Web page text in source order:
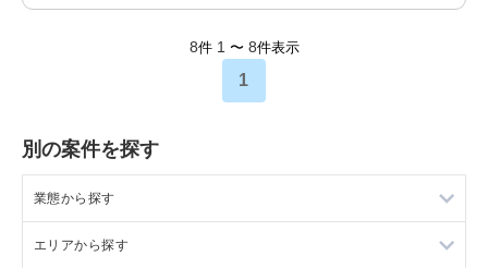
8件 1 〜 8件表示
1
別の案件を探す
業態から探す
ラーメンの居抜き売却物件の案件一覧
エリアから探す